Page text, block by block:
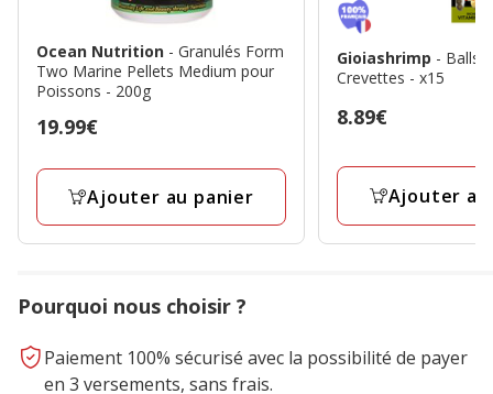
Ocean Nutrition - Granulés Form
Two Marine Pellets Medium pour
Poissons - 200g
Prix
19.99€
Ajouter au panier
Gioiashrimp - Balls à l'Ortie pour
Crevettes - x15
Prix
8.89€
Ajouter
Pourquoi nous choisir ?
Paiement 100% sécurisé avec la possibilité de payer
en 3 versements, sans frais.